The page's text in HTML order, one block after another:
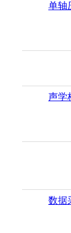
单轴
声学
数据